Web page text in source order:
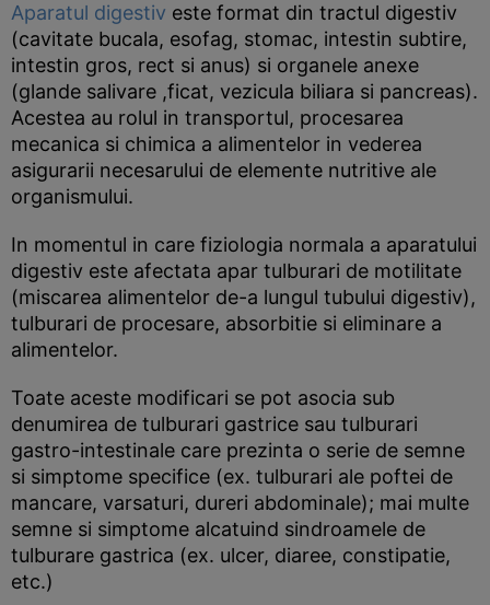
Aparatul digestiv este format din tractul digestiv
(cavitate bucala, esofag, stomac, intestin subtire,
intestin gros, rect si anus) si organele anexe
(glande salivare ,ficat, vezicula biliara si pancreas).
Acestea au rolul in transportul, procesarea
mecanica si chimica a alimentelor in vederea
asigurarii necesarului de elemente nutritive ale
organismului.
In momentul in care fiziologia normala a aparatului
digestiv este afectata apar tulburari de motilitate
(miscarea alimentelor de-a lungul tubului digestiv),
tulburari de procesare, absorbitie si eliminare a
alimentelor.
Toate aceste modificari se pot asocia sub
denumirea de tulburari gastrice sau tulburari
gastro-intestinale care prezinta o serie de semne
si simptome specifice (ex. tulburari ale poftei de
mancare, varsaturi, dureri abdominale); mai multe
semne si simptome alcatuind sindroamele de
tulburare gastrica (ex. ulcer, diaree, constipatie,
etc.)